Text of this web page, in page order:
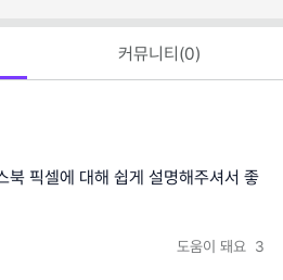
커뮤니티(0)
북 픽셀에 대해 쉽게 설명해주셔서 좋
도움이 돼요 3